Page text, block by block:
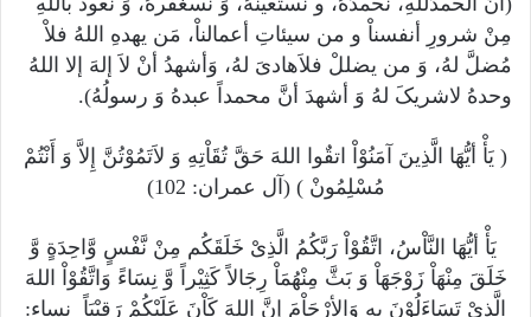
مِنْ شرورِ أنفسناْ و من سیئاتِ أعمالناْ، مَن یهدهِ اللهُ فلاْ
مُضلَّ لهُ، وَ من یضللْ فلاَهادیَ لهُ، وَأشهدُ أنْ لاَ إلهَ إلا اللهُ
وحدهُ لاشریکَ لهُ وَ أشهدَ أنَّ محمداً عبدهُ وَ رسولُهُ).
( یَأْ أیُّهَا الَّذِینَ آمَنُوْاْ اتقٌوا اللهَ حَقَّ تُقَاْتِهِ وَ لاَتَمُوْتُنَّ إِلاَّ وَ أَنْتُمْ
مُسْلِمُونْ ) (آل عمران: 102)
یَأْ أیُّهَا النَّاْسُ، اتَّقُوْاْ رَبَّکُمُ الَّذِیْ خَلَقَکُم مِنْ نَّفْسٍ وَّاحِدَةٍ وَّ
خَلَقَ مِنْهَاْ زَوْجَهَاْ وَ بَثَّ مِنْهُمَاْ رِجَالاً کَثِیْراً وَّ نِسَاءً وَاتَّقُوْاْ اللهَ
الَّذِیْ تَسَاءَلُوْنَ بِهِ وَالأرْحَاْمَ إنَّ اللهَ کَاْنَ عَلَیْکُمْ رَقِیْبَاً نساء: